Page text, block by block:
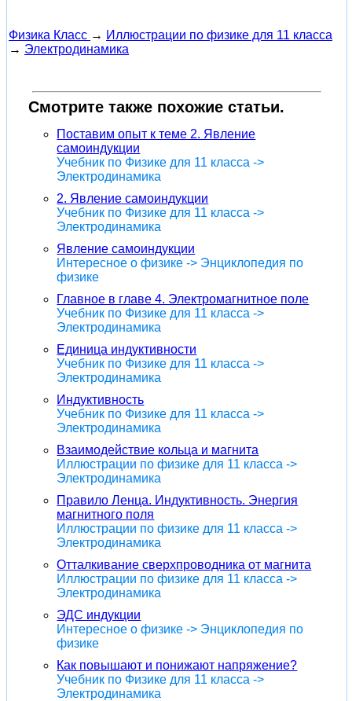
Физика Класс → Иллюстрации по физике для 11 класса
→ Электродинамика
Смотрите также похожие статьи.
Поставим опыт к теме 2. Явление
самоиндукции
Учебник по Физике для 11 класса ->
Электродинамика
2. Явление самоиндукции
Учебник по Физике для 11 класса ->
Электродинамика
Явление самоиндукции
Интересное о физике -> Энциклопедия по
физике
Главное в главе 4. Электромагнитное поле
Учебник по Физике для 11 класса ->
Электродинамика
Единица индуктивности
Учебник по Физике для 11 класса ->
Электродинамика
Индуктивность
Учебник по Физике для 11 класса ->
Электродинамика
Взаимодействие кольца и магнита
Иллюстрации по физике для 11 класса ->
Электродинамика
Правило Ленца. Индуктивность. Энергия
магнитного поля
Иллюстрации по физике для 11 класса ->
Электродинамика
Отталкивание сверхпроводника от магнита
Иллюстрации по физике для 11 класса ->
Электродинамика
ЭДС индукции
Интересное о физике -> Энциклопедия по
физике
Как повышают и понижают напряжение?
Учебник по Физике для 11 класса ->
Электродинамика